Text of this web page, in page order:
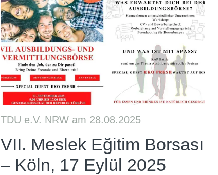
TDU e.V. NRW am 28.08.2025
VII. Meslek Eğitim Borsası
– Köln, 17 Eylül 2025